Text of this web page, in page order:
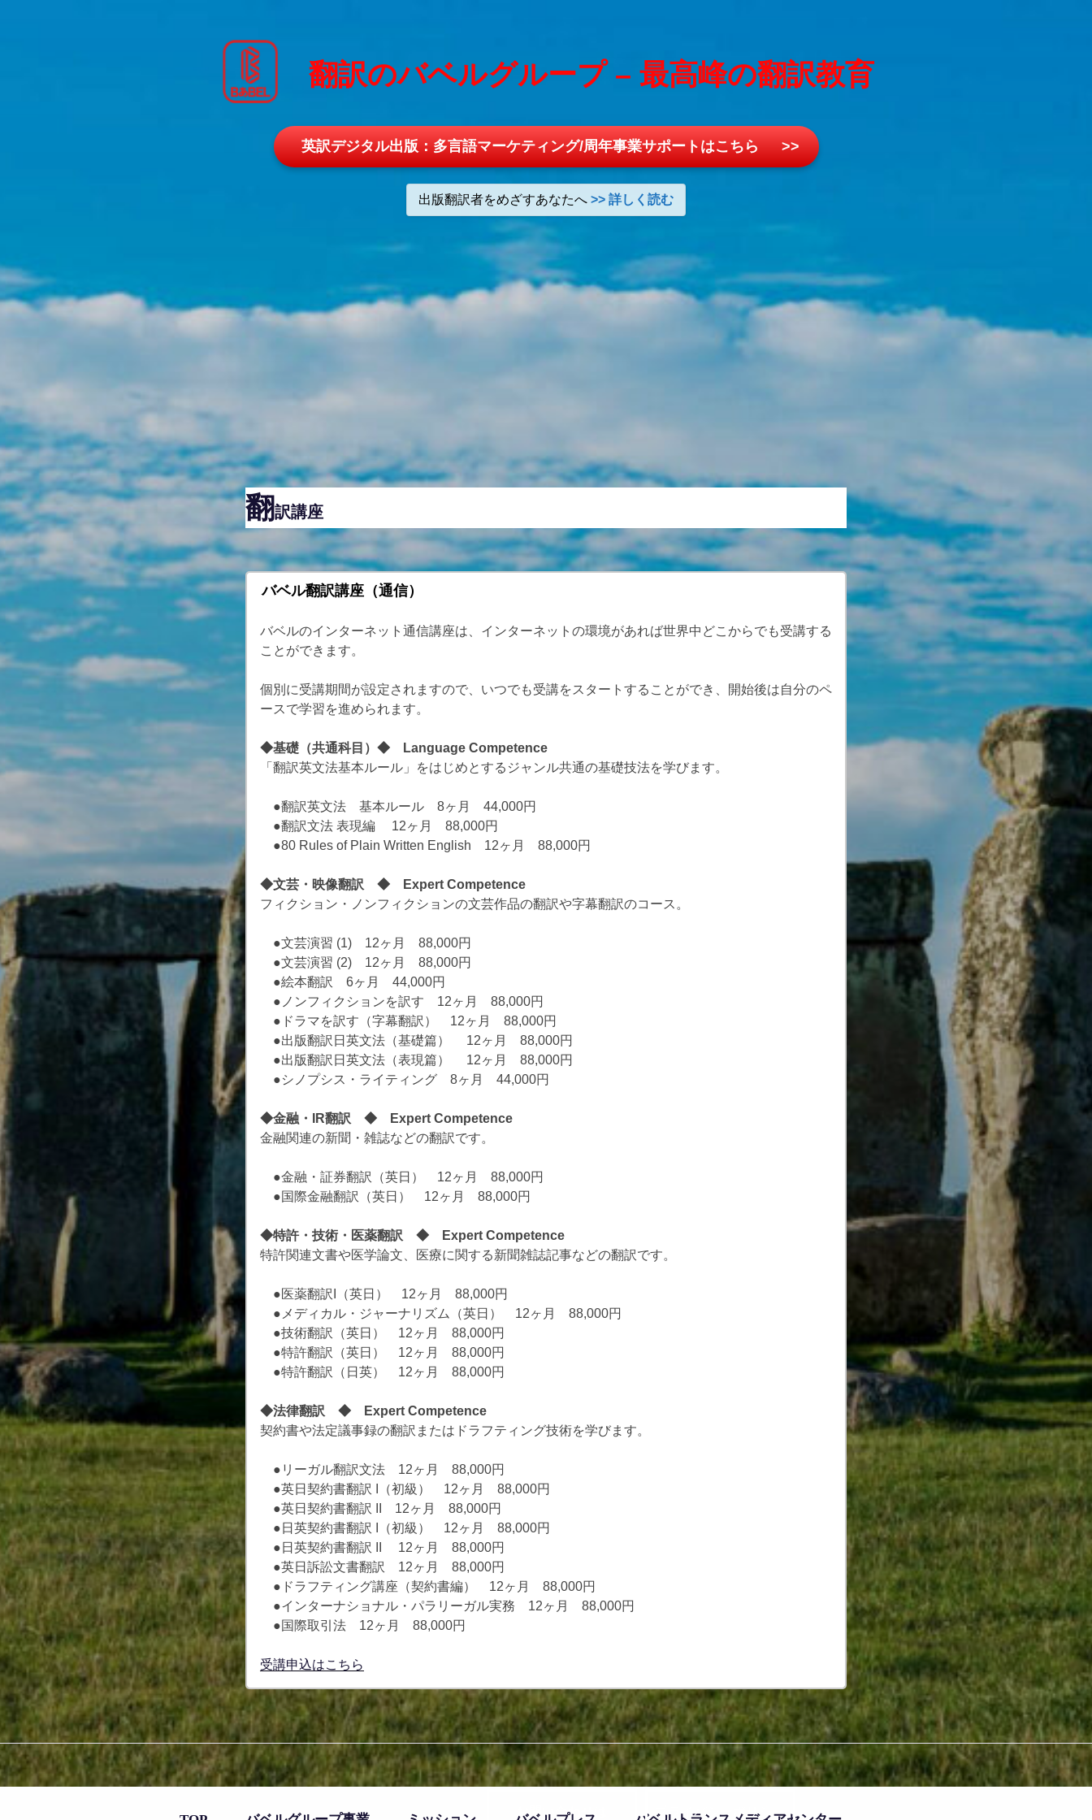
翻訳のバベルグループ – 最高峰の翻訳教育
英訳デジタル出版：多言語マーケティング/周年事業サポートはこちら >>
出版翻訳者をめざすあなたへ >> 詳しく読む
翻訳講座
バベル翻訳講座（通信）
バベルのインターネット通信講座は、インターネットの環境があれば世界中どこからでも受講する
ことができます。
個別に受講期間が設定されますので、いつでも受講をスタートすることができ、開始後は自分のペ
ースで学習を進められます。
◆基礎（共通科目）◆ Language Competence
「翻訳英文法基本ルール」をはじめとするジャンル共通の基礎技法を学びます。
●翻訳英文法 基本ルール 8ヶ月 44,000円
●翻訳文法 表現編 12ヶ月 88,000円
●80 Rules of Plain Written English 12ヶ月 88,000円
◆文芸・映像翻訳 ◆ Expert Competence
フィクション・ノンフィクションの文芸作品の翻訳や字幕翻訳のコース。
●文芸演習 (1) 12ヶ月 88,000円
●文芸演習 (2) 12ヶ月 88,000円
●絵本翻訳 6ヶ月 44,000円
●ノンフィクションを訳す 12ヶ月 88,000円
●ドラマを訳す（字幕翻訳） 12ヶ月 88,000円
●出版翻訳日英文法（基礎篇） 12ヶ月 88,000円
●出版翻訳日英文法（表現篇） 12ヶ月 88,000円
●シノプシス・ライティング 8ヶ月 44,000円
◆金融・IR翻訳 ◆ Expert Competence
金融関連の新聞・雑誌などの翻訳です。
●金融・証券翻訳（英日） 12ヶ月 88,000円
●国際金融翻訳（英日） 12ヶ月 88,000円
◆特許・技術・医薬翻訳 ◆ Expert Competence
特許関連文書や医学論文、医療に関する新聞雑誌記事などの翻訳です。
●医薬翻訳I（英日） 12ヶ月 88,000円
●メディカル・ジャーナリズム（英日） 12ヶ月 88,000円
●技術翻訳（英日） 12ヶ月 88,000円
●特許翻訳（英日） 12ヶ月 88,000円
●特許翻訳（日英） 12ヶ月 88,000円
◆法律翻訳 ◆ Expert Competence
契約書や法定議事録の翻訳またはドラフティング技術を学びます。
●リーガル翻訳文法 12ヶ月 88,000円
●英日契約書翻訳 I（初級） 12ヶ月 88,000円
●英日契約書翻訳 II 12ヶ月 88,000円
●日英契約書翻訳 I（初級） 12ヶ月 88,000円
●日英契約書翻訳 II 12ヶ月 88,000円
●英日訴訟文書翻訳 12ヶ月 88,000円
●ドラフティング講座（契約書編） 12ヶ月 88,000円
●インターナショナル・パラリーガル実務 12ヶ月 88,000円
●国際取引法 12ヶ月 88,000円
受講申込はこちら
お問い合わせは プライバシーポリシー